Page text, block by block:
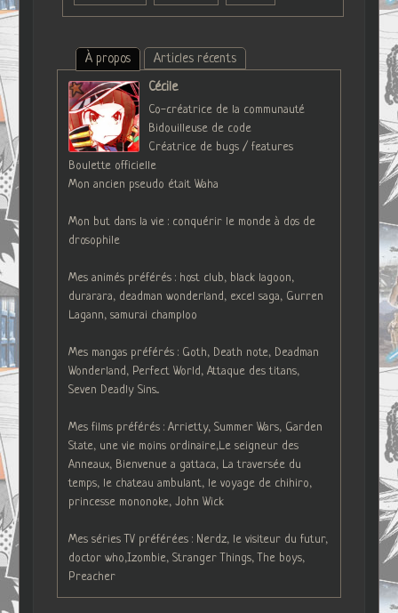
À propos
Articles récents
Cécile
Co-créatrice de la communauté
Bidouilleuse de code
Créatrice de bugs / features
Boulette officielle
Mon ancien pseudo était Waha
Mon but dans la vie : conquérir le monde à dos de
drosophile
Mes animés préférés : host club, black lagoon,
durarara, deadman wonderland, excel saga, Gurren
Lagann, samurai champloo
Mes mangas préférés : Goth, Death note, Deadman
Wonderland, Perfect World, Attaque des titans,
Seven Deadly Sins...
Mes films préférés : Arrietty, Summer Wars, Garden
State, une vie moins ordinaire,Le seigneur des
Anneaux, Bienvenue a gattaca, La traversée du
temps, le chateau ambulant, le voyage de chihiro,
princesse mononoke, John Wick
Mes séries TV préférées : Nerdz, le visiteur du futur,
doctor who,Izombie, Stranger Things, The boys,
Preacher